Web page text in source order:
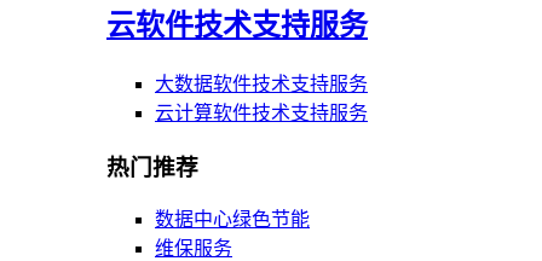
云软件技术支持服务
大数据软件技术支持服务
云计算软件技术支持服务
热门推荐
数据中心绿色节能
维保服务